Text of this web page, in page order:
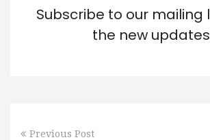
Subscribe to our mailing
the new
Previous Post